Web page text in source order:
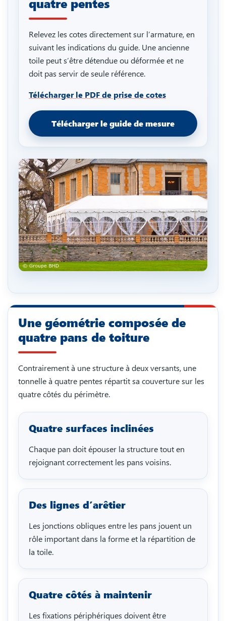
quatre pentes
Relevez les cotes directement sur l’armature, en
suivant les indications du guide. Une ancienne
toile peut s’être détendue ou déformée et ne
doit pas servir de seule référence.
Télécharger le PDF de prise de cotes
Télécharger le guide de mesure
Une géométrie composée de
quatre pans de toiture
Contrairement à une structure à deux versants, une
tonnelle à quatre pentes répartit sa couverture sur les
quatre côtés du périmètre.
Quatre surfaces inclinées
Chaque pan doit épouser la structure tout en
rejoignant correctement les pans voisins.
Des lignes d’arêtier
Les jonctions obliques entre les pans jouent un
rôle important dans la forme et la répartition de
la toile.
Quatre côtés à maintenir
Les fixations périphériques doivent être